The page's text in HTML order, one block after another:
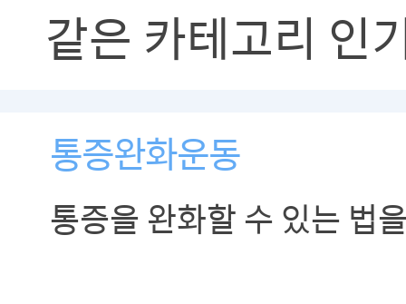
같은 카테고리 인
통증완화운동
통증을 완화할 수 있는 법